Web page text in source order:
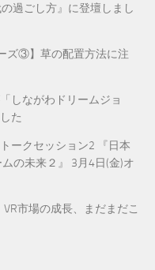
過ごし方』に登壇しまし
ーズ③】草の配置方法に注
しながわドリームジョ
た
ークセッション2 『日本
の未来２』 3月4日(金)オ
VR市場の成長、まだまだこ